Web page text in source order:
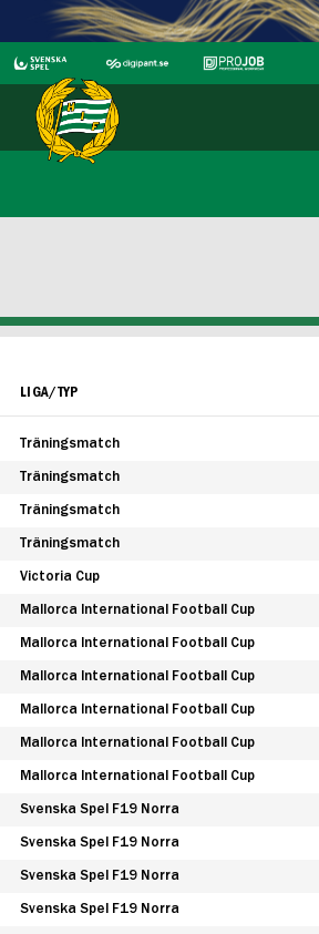
LIGA/TYP
Träningsmatch
Träningsmatch
Träningsmatch
Träningsmatch
Victoria Cup
Mallorca International Football Cup
Mallorca International Football Cup
Mallorca International Football Cup
Mallorca International Football Cup
Mallorca International Football Cup
Mallorca International Football Cup
Svenska Spel F19 Norra
Svenska Spel F19 Norra
Svenska Spel F19 Norra
Svenska Spel F19 Norra